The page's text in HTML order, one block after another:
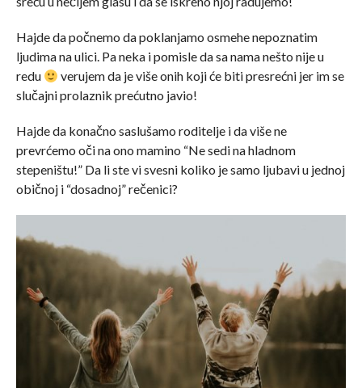
Hajde da počnemo da poklanjamo osmehe nepoznatim
ljudima na ulici. Pa neka i pomisle da sa nama nešto nije u
redu
verujem da je više onih koji će biti presrećni jer im se
slučajni prolaznik prećutno javio!
Hajde da konačno saslušamo roditelje i da više ne
prevrćemo oči na ono mamino “Ne sedi na hladnom
stepeništu!” Da li ste vi svesni koliko je samo ljubavi u jednoj
običnoj i “dosadnoj” rečenici?